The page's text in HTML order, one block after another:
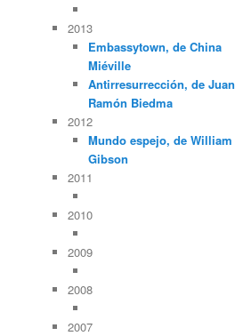
2013
Embassytown, de China
Miéville
Antirresurrección, de Juan
Ramón Biedma
2012
Mundo espejo, de William
Gibson
2011
2010
2009
2008
2007